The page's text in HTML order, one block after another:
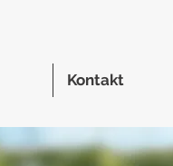
Kontakt